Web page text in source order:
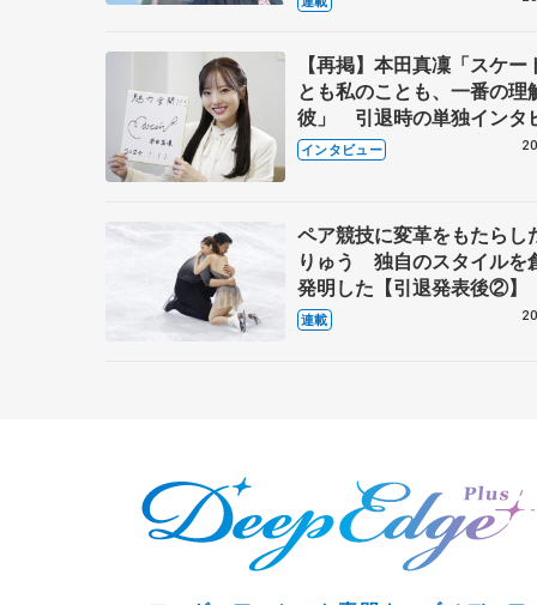
【再掲】本田真凜「スケー
とも私のことも、一番の理
彼」 引退時の単独インタ
で語った競技人生や家族、
これからの夢…
インタビュー
ペア競技に変革をもたらし
りゅう 独自のスタイルを
発明した【引退発表後②】
連載